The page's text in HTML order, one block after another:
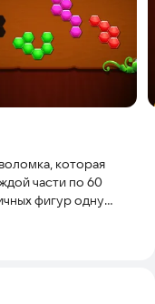
которая
части по 60
фигур одну
несколько
уровень сложности